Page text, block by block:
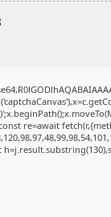
re=await